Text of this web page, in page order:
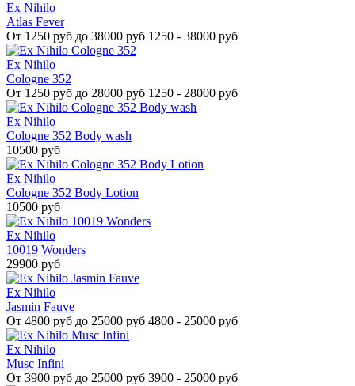
Ex Nihilo
Atlas Fever
От 1250 руб до 38000 руб 1250 - 38000 руб
Ex Nihilo
Cologne 352
От 1250 руб до 28000 руб 1250 - 28000 руб
Ex Nihilo
Cologne 352 Body wash
10500 руб
Ex Nihilo
Cologne 352 Body Lotion
10500 руб
Ex Nihilo
10019 Wonders
29900 руб
Ex Nihilo
Jasmin Fauve
От 4800 руб до 25000 руб 4800 - 25000 руб
Ex Nihilo
Musc Infini
От 3900 руб до 25000 руб 3900 - 25000 руб